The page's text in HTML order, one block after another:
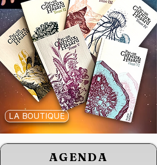
LA BOUTIQUE
AGENDA